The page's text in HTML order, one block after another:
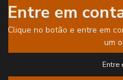
Entre em
Clique no botão e entre em
um
Entre